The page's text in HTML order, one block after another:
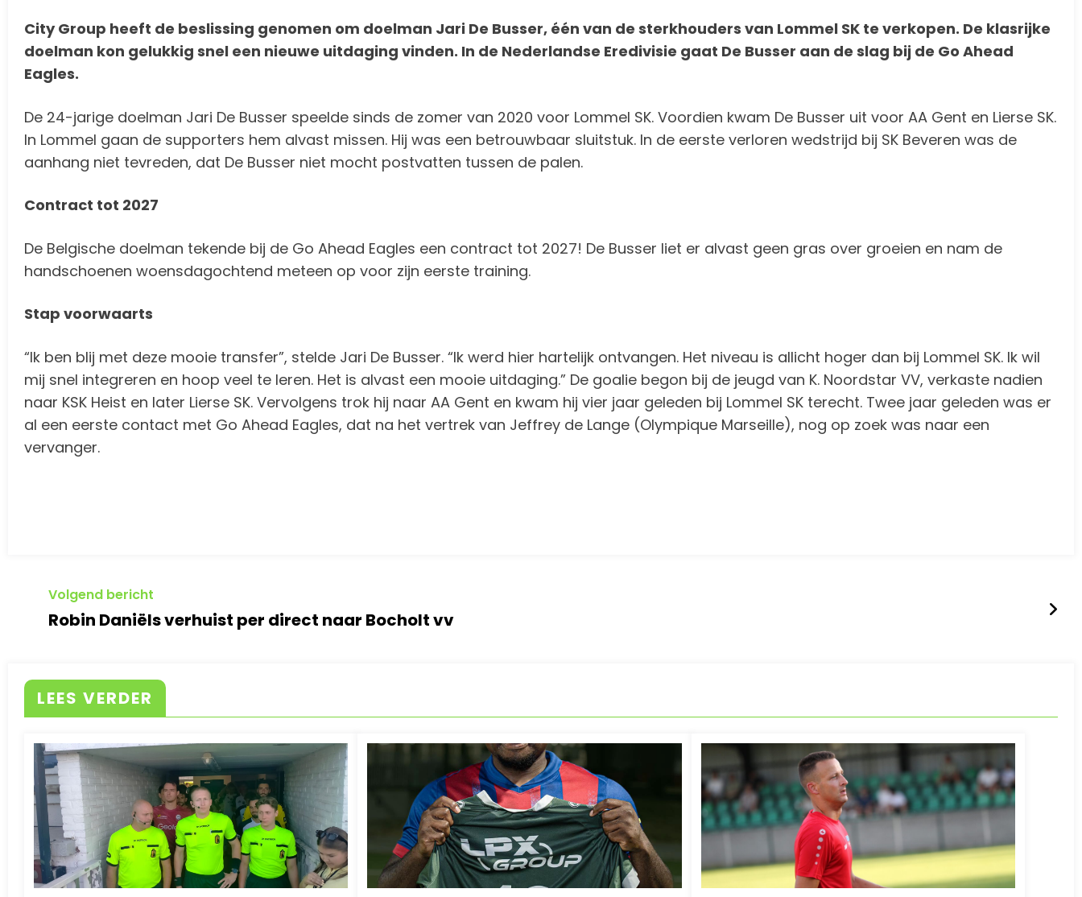
City Group heeft de beslissing genomen om doelman Jari De Busser, één van de sterkhouders van Lommel SK te verkopen. De klasrijke
doelman kon gelukkig snel een nieuwe uitdaging vinden. In de Nederlandse Eredivisie gaat De Busser aan de slag bij de Go Ahead
Eagles.
De 24-jarige doelman Jari De Busser speelde sinds de zomer van 2020 voor Lommel SK. Voordien kwam De Busser uit voor AA Gent en Lierse SK.
In Lommel gaan de supporters hem alvast missen. Hij was een betrouwbaar sluitstuk. In de eerste verloren wedstrijd bij SK Beveren was de
aanhang niet tevreden, dat De Busser niet mocht postvatten tussen de palen.
Contract tot 2027
De Belgische doelman tekende bij de Go Ahead Eagles een contract tot 2027! De Busser liet er alvast geen gras over groeien en nam de
handschoenen woensdagochtend meteen op voor zijn eerste training.
Stap voorwaarts
“Ik ben blij met deze mooie transfer”, stelde Jari De Busser. “Ik werd hier hartelijk ontvangen. Het niveau is allicht hoger dan bij Lommel SK. Ik wil
mij snel integreren en hoop veel te leren. Het is alvast een mooie uitdaging.” De goalie begon bij de jeugd van K. Noordstar VV, verkaste nadien
naar KSK Heist en later Lierse SK. Vervolgens trok hij naar AA Gent en kwam hij vier jaar geleden bij Lommel SK terecht. Twee jaar geleden was er
al een eerste contact met Go Ahead Eagles, dat na het vertrek van Jeffrey de Lange (Olympique Marseille), nog op zoek was naar een
vervanger.
Volgend bericht
Robin Daniëls verhuist per direct naar Bocholt vv
LEES VERDER